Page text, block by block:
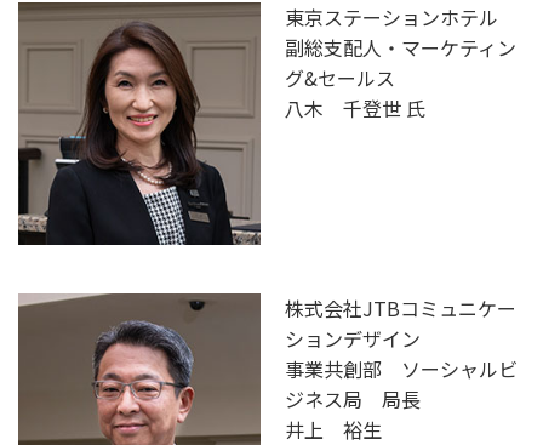
東京ステーションホテル
副総支配人・マーケティン
グ&セールス
八木 千登世 氏
株式会社JTBコミュニケー
ションデザイン
事業共創部 ソーシャルビ
ジネス局 局長
井上 裕生